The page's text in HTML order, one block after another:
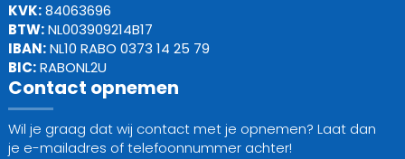
KVK:84063696
BTW:NL003909214B17
IBAN:NL10 RABO 0373 14 25 79
BIC:RABONL2U
Contact opnemen
Wil je graag dat wij contact met je opnemen? Laat dan
je e-mailadres of telefoonnummer achter!